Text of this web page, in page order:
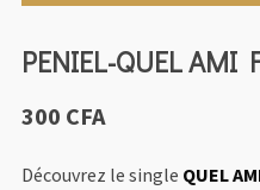
PENIEL-QUEL AMI
300 CFA
Découvrez le single QUEL